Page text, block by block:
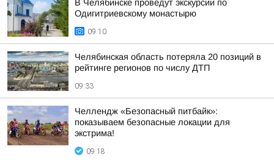
В Челябинске проведут экскурсии по
Одигитриевскому монастырю
09:10
Челябинская область потеряла 20 позиций в
рейтинге регионов по числу ДТП
09:33
Челлендж «Безопасный питбайк»:
показываем безопасные локации для
экстрима!
09:18